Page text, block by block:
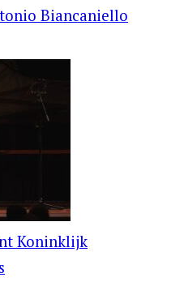
Biancaniello
Koninklijk